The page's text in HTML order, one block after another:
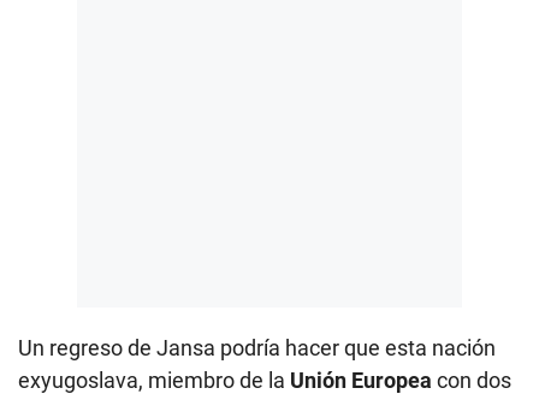
Un regreso de Jansa podría hacer que esta nación
exyugoslava, miembro de la Unión Europea con dos